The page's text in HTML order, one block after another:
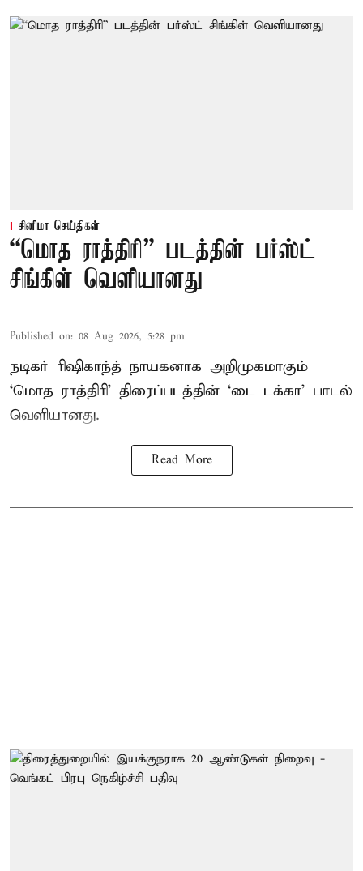
சினிமா செய்திகள்
“மொத ராத்திரி” படத்தின் பர்ஸ்ட்
சிங்கிள் வெளியானது
Published on: 08 Aug 2026, 5:28 pm
நடிகர் ரிஷிகாந்த் நாயகனாக அறிமுகமாகும்
‘மொத ராத்திரி’ திரைப்படத்தின் ‘டை டக்கா’ பாடல்
வெளியானது.
Read More